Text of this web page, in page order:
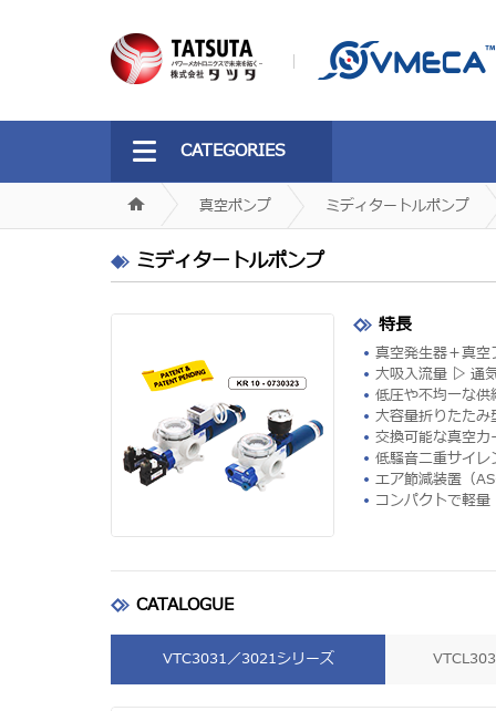
CATEGORIES
真空ポンプ ミディタートルポンプ
ミディタートルポンプ
特長
真空発生器＋真
大吸入流量 ▷ 通
低圧や不均一な
大容量折りたた
交換可能な真空
低騒音二重サイ
エア節減装置（
コンパクトで軽
CATALOGUE
VTC3031／3021シリーズ